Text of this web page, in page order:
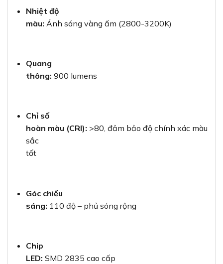
Nhiệt độ
màu: Ánh sáng vàng ấm (2800-3200K)
Quang
thông: 900 lumens
Chỉ số
hoàn màu (CRI): >80, đảm bảo độ chính xác màu
sắc
tốt
Góc chiếu
sáng: 110 độ – phủ sóng rộng
Chip
LED: SMD 2835 cao cấp